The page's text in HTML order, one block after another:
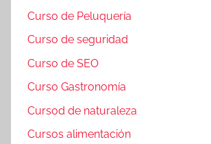
Curso de Peluquería
Curso de seguridad
Curso de SEO
Curso Gastronomía
Cursod de naturaleza
Cursos alimentación